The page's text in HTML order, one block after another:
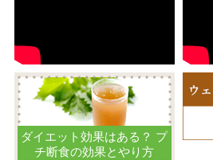
ダイエット効果はある？ プ
チ断食の効果とやり方